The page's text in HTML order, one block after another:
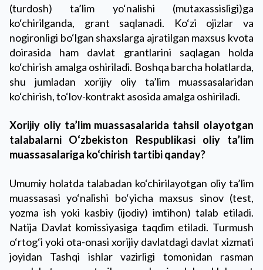
(turdosh) ta’lim yo‘nalishi (mutaxassisligi)ga
ko‘chirilganda, grant saqlanadi. Ko‘zi ojizlar va
nogironligi bo‘lgan shaxslarga ajratilgan maxsus kvota
doirasida ham davlat grantlarini saqlagan holda
ko‘chirish amalga oshiriladi. Boshqa barcha holatlarda,
shu jumladan xorijiy oliy ta’lim muassasalaridan
ko‘chirish, to‘lov-kontrakt asosida amalga oshiriladi.
Xorijiy oliy ta’lim muassasalarida tahsil olayotgan
talabalarni O‘zbekiston Respublikasi oliy ta’lim
muassasalariga ko‘chirish tartibi qanday?
Umumiy holatda talabadan ko‘chirilayotgan oliy ta’lim
muassasasi yo‘nalishi bo‘yicha maxsus sinov (test,
yozma ish yoki kasbiy (ijodiy) imtihon) talab etiladi.
Natija Davlat komissiyasiga taqdim etiladi. Turmush
o‘rtog‘i yoki ota-onasi xorijiy davlatdagi davlat xizmati
joyidan Tashqi ishlar vazirligi tomonidan rasman